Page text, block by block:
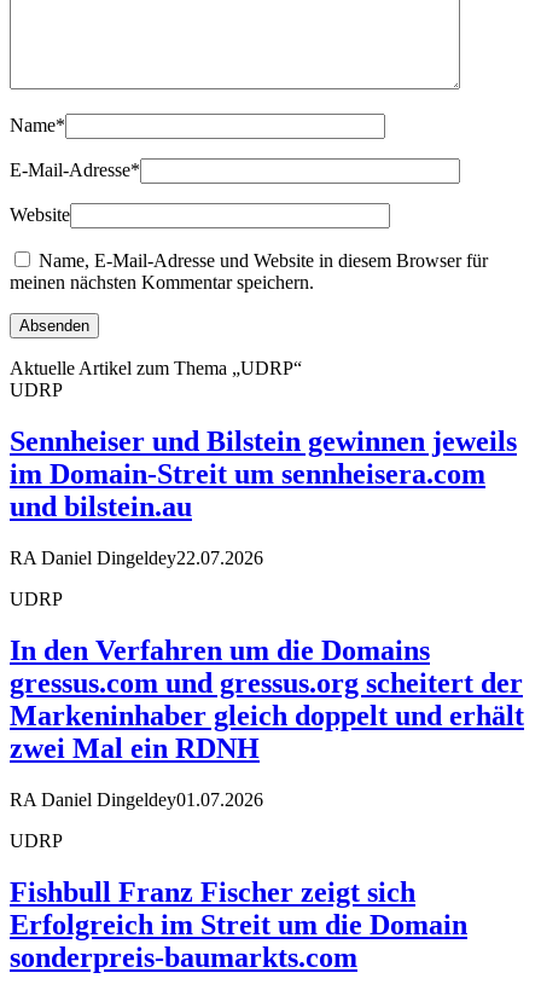
Name*
E-Mail-Adresse*
Website
Name, E-Mail-Adresse und Website in diesem Browser für
meinen nächsten Kommentar speichern.
Aktuelle Artikel zum Thema „UDRP“
UDRP
Sennheiser und Bilstein gewinnen jeweils
im Domain-Streit um sennheisera.com
und bilstein.au
RA Daniel Dingeldey22.07.2026
UDRP
In den Verfahren um die Domains
gressus.com und gressus.org scheitert der
Markeninhaber gleich doppelt und erhält
zwei Mal ein RDNH
RA Daniel Dingeldey01.07.2026
UDRP
Fishbull Franz Fischer zeigt sich
Erfolgreich im Streit um die Domain
sonderpreis-baumarkts.com